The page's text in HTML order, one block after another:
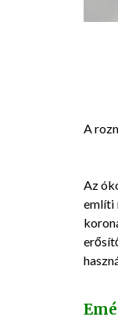
A
Az
említi